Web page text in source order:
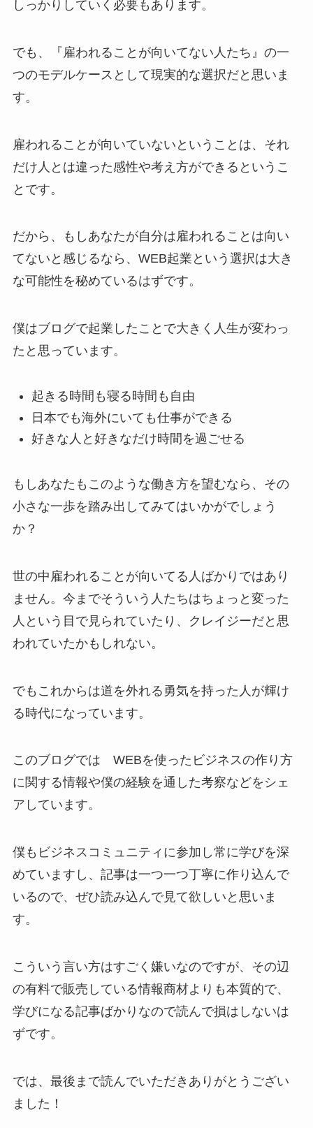
しっかりしていく必要もあります。
でも、『雇われることが向いてない人たち』の一
つのモデルケースとして現実的な選択だと思いま
す。
雇われることが向いていないということは、それ
だけ人とは違った感性や考え方ができるというこ
とです。
だから、もしあなたが自分は雇われることは向い
てないと感じるなら、WEB起業という選択は大き
な可能性を秘めているはずです。
僕はブログで起業したことで大きく人生が変わっ
たと思っています。
起きる時間も寝る時間も自由
日本でも海外にいても仕事ができる
好きな人と好きなだけ時間を過ごせる
もしあなたもこのような働き方を望むなら、その
小さな一歩を踏み出してみてはいかがでしょう
か？
世の中雇われることが向いてる人ばかりではあり
ません。今までそういう人たちはちょっと変った
人という目で見られていたり、クレイジーだと思
われていたかもしれない。
でもこれからは道を外れる勇気を持った人が輝け
る時代になっています。
このブログでは WEBを使ったビジネスの作り方
に関する情報や僕の経験を通した考察などをシェ
アしています。
僕もビジネスコミュニティに参加し常に学びを深
めていますし、記事は一つ一つ丁寧に作り込んで
いるので、ぜひ読み込んで見て欲しいと思いま
す。
こういう言い方はすごく嫌いなのですが、その辺
の有料で販売している情報商材よりも本質的で、
学びになる記事ばかりなので読んで損はしないは
ずです。
では、最後まで読んでいただきありがとうござい
ました！